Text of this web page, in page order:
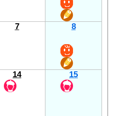
7 8
14 15